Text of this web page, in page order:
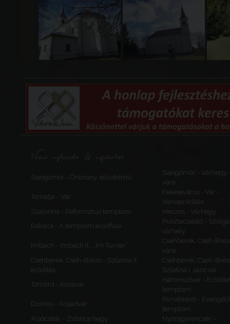
New uploads & updates
Sajógömör - Őrtorony, elővédmű
Sajógömör - Várhegy
vára
Tornalja - Vár
Feketeváros - Vár -
Városerődítés
Szalonna - Református templom
Meszes - Várhegy
Rakaca - A templom erődfala
Pusztacsalád -
várhely
Imbach - Imbach II., „Im Turner”
Csehberek, Cseh-
vára
Csehberek, Cseh-Brézó - Szlatina II.
erődítés
Csehberek, Cseh-
Szlatina I. sáncvár
Tömörd - Ilonavár
Háromudvar -
templom
Dömös - Árpádvár
Rimabrézó -
templom
Alsócsitár - Zsibrica hegy
Nyitragerencsér -